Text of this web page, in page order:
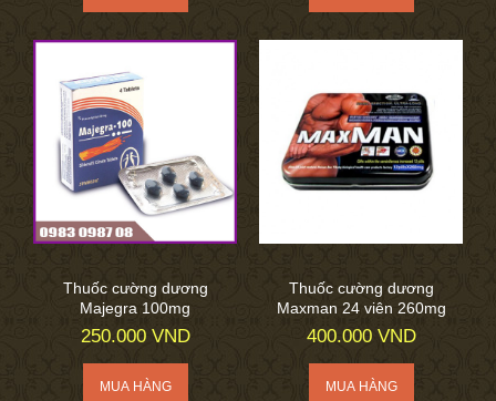
Thuốc cường dương
Majegra 100mg
250.000 VND
Thuốc cường dương
Maxman 24 viên 260mg
400.000 VND